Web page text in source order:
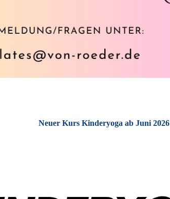
Neuer Kurs Kinderyoga ab Juni 2026